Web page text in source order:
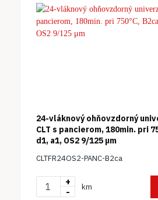
24-vláknový ohňovzdorný
CLT s pancierom, 180min. pri
d1, a1, OS2 9/125 μm
CLTFR24OS2-PANC-B2ca
+
-
km